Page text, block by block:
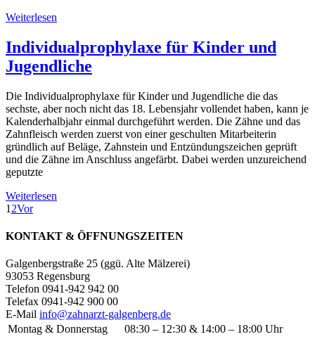
Weiterlesen
Individualprophylaxe für Kinder und
Jugendliche
Die Individualprophylaxe für Kinder und Jugendliche die das
sechste, aber noch nicht das 18. Lebensjahr vollendet haben, kann je
Kalenderhalbjahr einmal durchgeführt werden. Die Zähne und das
Zahnfleisch werden zuerst von einer geschulten Mitarbeiterin
gründlich auf Beläge, Zahnstein und Entzündungszeichen geprüft
und die Zähne im Anschluss angefärbt. Dabei werden unzureichend
geputzte
Weiterlesen
1 2Vor
KONTAKT & ÖFFNUNGSZEITEN
Galgenbergstraße 25 (ggü. Alte Mälzerei)
93053 Regensburg
Telefon 0941-942 942 00
Telefax 0941-942 900 00
E-Mail info@zahnarzt-galgenberg.de
Montag & Donnerstag
08:30 – 12:30 & 14:00 – 18:00 Uhr